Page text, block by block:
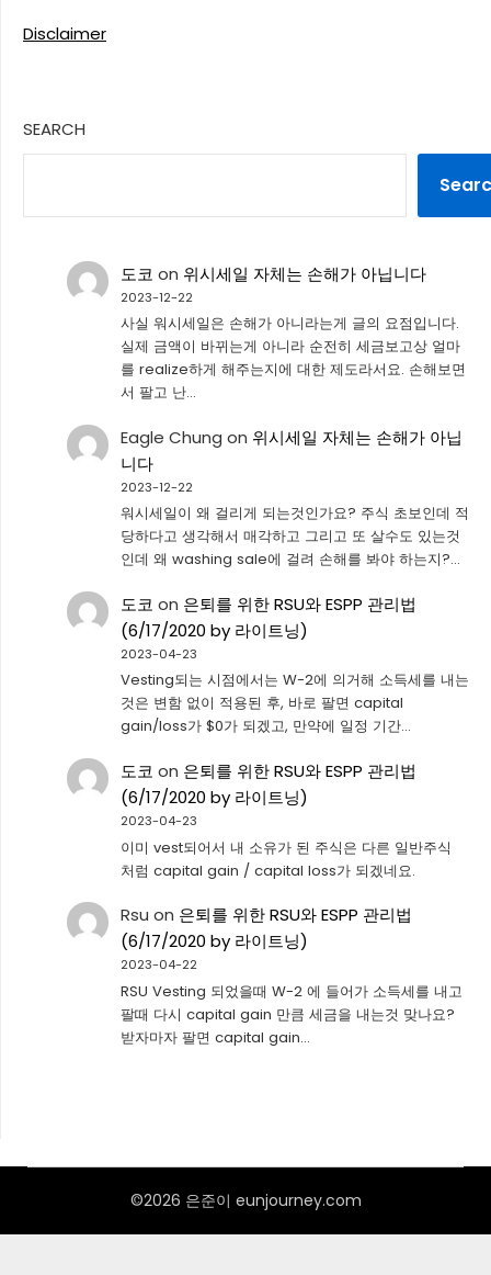
Disclaimer
SEARCH
도코 on 위시세일 자체는 손해가 아닙니다
2023-12-22
사실 워시세일은 손해가 아니라는게 글의 요점입니다.
실제 금액이 바뀌는게 아니라 순전히 세금보고상 얼마
를 realize하게 해주는지에 대한 제도라서요. 손해보면
서 팔고 난…
Eagle Chung on 위시세일 자체는 손해가 아닙
니다
2023-12-22
워시세일이 왜 걸리게 되는것인가요? 주식 초보인데 적
당하다고 생각해서 매각하고 그리고 또 살수도 있는것
인데 왜 washing sale에 걸려 손해를 봐야 하는지?…
도코 on 은퇴를 위한 RSU와 ESPP 관리법
(6/17/2020 by 라이트닝)
2023-04-23
Vesting되는 시점에서는 W-2에 의거해 소득세를 내는
것은 변함 없이 적용된 후, 바로 팔면 capital
gain/loss가 $0가 되겠고, 만약에 일정 기간…
도코 on 은퇴를 위한 RSU와 ESPP 관리법
(6/17/2020 by 라이트닝)
2023-04-23
이미 vest되어서 내 소유가 된 주식은 다른 일반주식
처럼 capital gain / capital loss가 되겠네요.
Rsu on 은퇴를 위한 RSU와 ESPP 관리법
(6/17/2020 by 라이트닝)
2023-04-22
RSU Vesting 되었을때 W-2 에 들어가 소득세를 내고
팔때 다시 capital gain 만큼 세금을 내는것 맞나요?
받자마자 팔면 capital gain…
©2026 은준이 eunjourney.com